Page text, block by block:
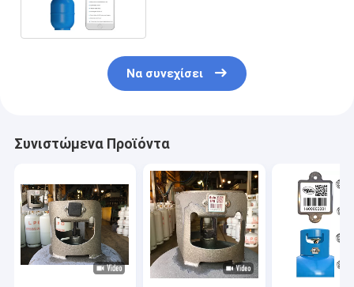
Να συνεχίσει
Συνιστώμενα Προϊόντα